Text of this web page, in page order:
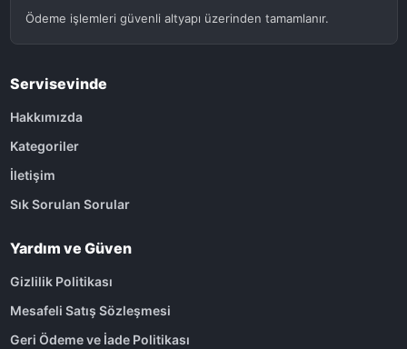
Ödeme işlemleri güvenli altyapı üzerinden tamamlanır.
Servisevinde
Hakkımızda
Kategoriler
İletişim
Sık Sorulan Sorular
Yardım ve Güven
Gizlilik Politikası
Mesafeli Satış Sözleşmesi
Geri Ödeme ve İade Politikası